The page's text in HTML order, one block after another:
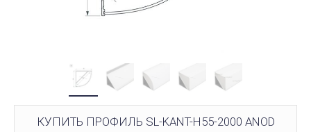
КУПИТЬ ПРОФИЛЬ SL-KANT-H55-2000 ANOD